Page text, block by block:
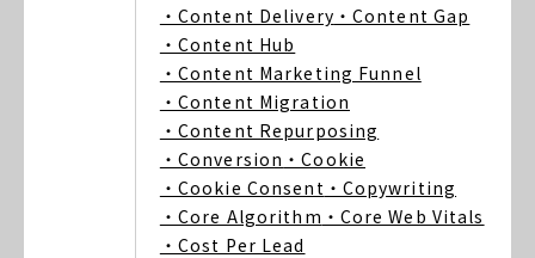
・Content Delivery ・Content Gap
・Content Hub
・Content Marketing Funnel
・Content Migration
・Content Repurposing
・Conversion ・Cookie
・Cookie Consent ・Copywriting
・Core Algorithm ・Core Web Vitals
・Cost Per Lead